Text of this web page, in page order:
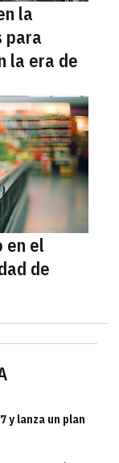
y lanza un plan
la
para
la era de
en el
de